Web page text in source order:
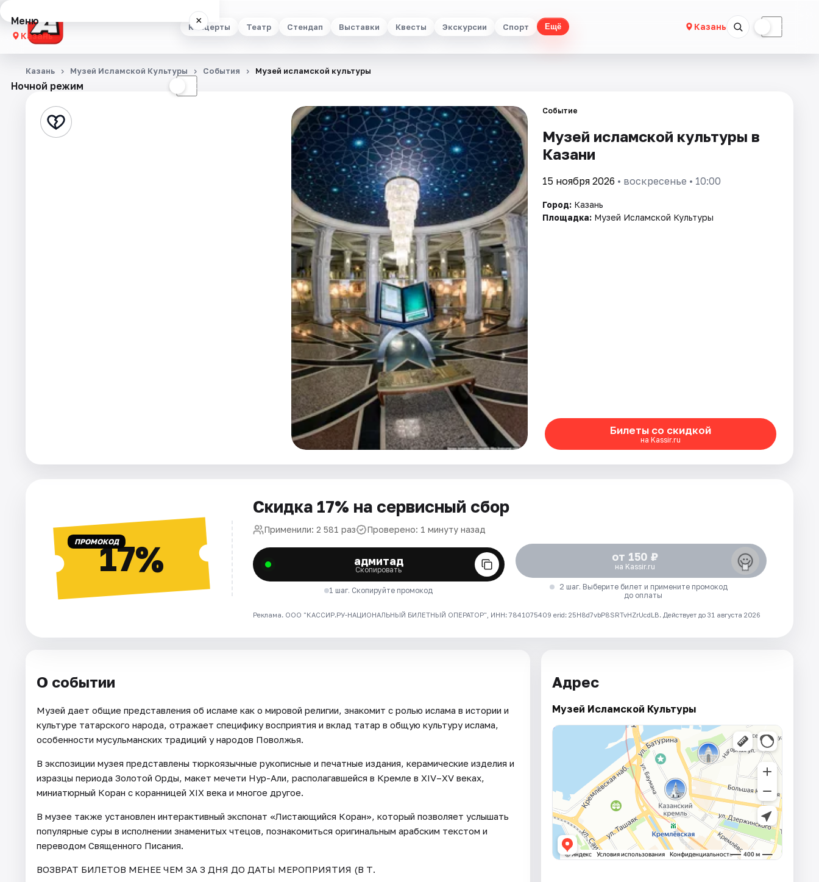
Концерты Театр Стендап Выставки Квесты Экскурсии Спорт Ещё Казань ☾
Меню ×
Казань
Концерты
Стендап
Ночной режим ☾
Казань Музей Исламской Культуры События Музей исламской культуры
Событие
Музей исламской культуры в
Казани
15 ноября 2026 • воскресенье • 10:00
Город: Казань
Площадка: Музей Исламской Культуры
Билеты со скидкой
на Kassir.ru
ПРОМОКОД17%
Скидка 17% на сервисный сбор
Применили: 2 581 раз Проверено: 1 минуту назад
адмитад
Скопировать
1 шаг. Скопируйте промокод
от 150 ₽
на Kassir.ru
2 шаг. Выберите билет и примените промокод
до оплаты
Реклама. ООО "КАССИР.РУ-НАЦИОНАЛЬНЫЙ БИЛЕТНЫЙ ОПЕРАТОР", ИНН: 7841075409 erid: 25H8d7vbP8SRTvHZrUcdLB. Действует до 31 августа 2026
О событии
Музей дает общие представления об исламе как о мировой религии, знакомит с ролью ислама в истории и
культуре татарского народа, отражает специфику восприятия и вклад татар в общую культуру ислама,
особенности мусульманских традиций у народов Поволжья.
В экспозиции музея представлены тюркоязычные рукописные и печатные издания, керамические изделия и
изразцы периода Золотой Орды, макет мечети Нур-Али, располагавшейся в Кремле в XIV–XV веках,
миниатюрный Коран с коранницей XIX века и многое другое.
В музее также установлен интерактивный экспонат «Листающийся Коран», который позволяет услышать
популярные суры в исполнении знаменитых чтецов, познакомиться оригинальным арабским текстом и
переводом Священного Писания.
ВОЗВРАТ БИЛЕТОВ МЕНЕЕ ЧЕМ ЗА 3 ДНЯ ДО ДАТЫ МЕРОПРИЯТИЯ (В Т.
Адрес
Музей Исламской Культуры